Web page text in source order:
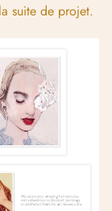
suite de projet.